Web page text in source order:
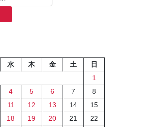
水 木 金 土
日
1
4 5 6 7
8
11 12 13 14
15
18 19 20 21
22